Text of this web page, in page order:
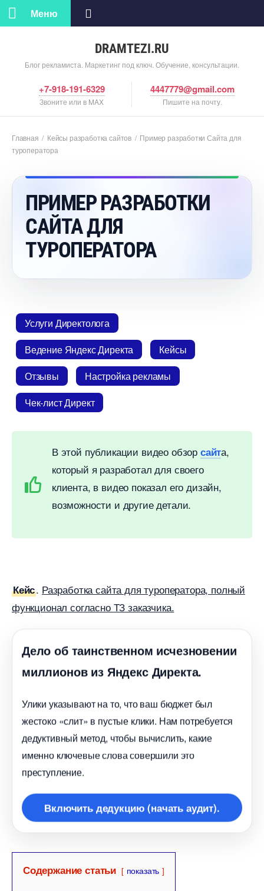
DRAMTEZI.RU
Блог рекламиста. Маркетинг под ключ. Обучение, консультации.
Меню
+7-918-191-6329
Звоните или в MAX
4447779@gmail.com
Пишите на почту.
Главная / Кейсы разработка сайто / Пример разработки Сайта для
туроператора
ПРИМЕР РАЗРАБОТКИ
САЙТА ДЛЯ
ТУРОПЕРАТОРА
Услуги Директолога
едение Яндекс Директа
Кейсы
Отзывы
Настройка рекламы
Чек-лист Директ
этой публикации видео обзор сайта,
который я разработал для своего
клиента, в видео показал его дизайн,
озможности и другие детали.
Кейс. Разработка сайта для туроператора, полный
функционал согласно ТЗ заказчика.
Дело об таинственном исчезновении
миллионов из Яндекс Директа.
Улики указывают на то, что ваш бюджет был
жестоко «слит» в пустые клики. Нам потребуется
дедуктивный метод, чтобы вычислить, какие
именно ключевые слова совершили это
преступление.
ключить дедукцию (начать аудит).
Содержание статьи показать